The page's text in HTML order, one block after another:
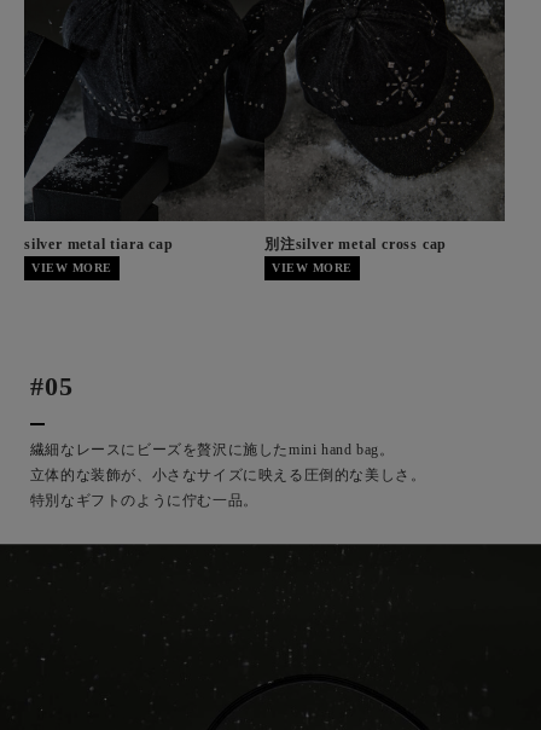
silver metal tiara cap
VIEW MORE
別注silver metal cross cap
VIEW MORE
#05
繊細なレースにビーズを贅沢に施したmini hand bag。
立体的な装飾が、小さなサイズに映える圧倒的な美しさ。
特別なギフトのように佇む一品。